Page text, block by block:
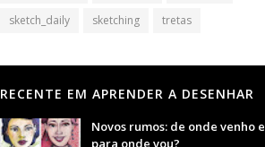
sketch_daily
sketching tretas
RECENTE EM APRENDER A DESENHAR
Novos rumos: de onde venho e
para onde vou?